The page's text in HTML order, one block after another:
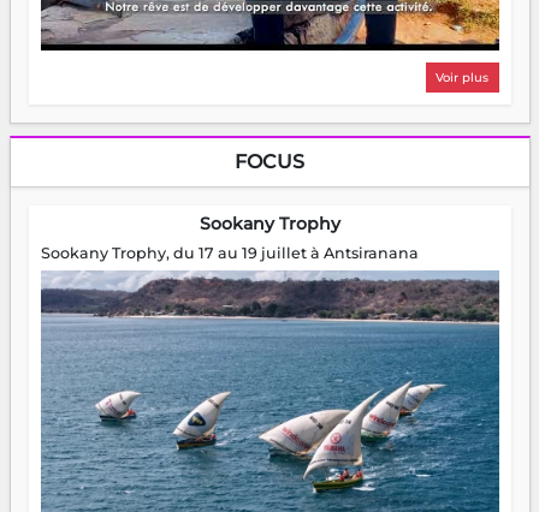
Voir plus
FOCUS
Sookany Trophy
Sookany Trophy, du 17 au 19 juillet à Antsiranana